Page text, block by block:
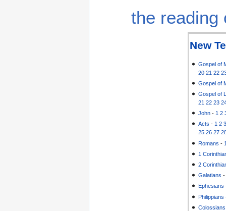
the reading
New
Gospel of
20 21 22
Gospel of
Gospel of
21 22 23
John - 1 2
Acts -1 2
25 26 27
Romans -
1
2
Galatians
Ephesians
Philippians
Colossians